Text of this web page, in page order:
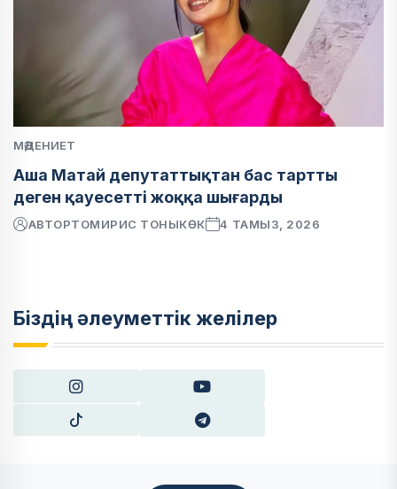
МӘДЕНИЕТ
Аша Матай депутаттықтан бас тартты
деген қауесетті жоққа шығарды
АВТОРТОМИРИС ТОНЫКӨК 4 ТАМЫЗ, 2026
Біздің әлеуметтік желілер